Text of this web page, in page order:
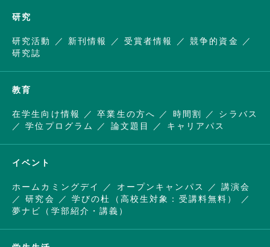
研究
研究活動 新刊情報 受賞者情報
競争的資金
研究誌
教育
在学生向け情報 卒業生の方へ 時間割
シラバス
学位プログラム
論文題目 キャリアパス
イベント
ホームカミングデイ オープンキャンパス
講演会
研究会
学びの杜（高校生対象：受講料無料）
夢ナビ（学部紹介・講義）